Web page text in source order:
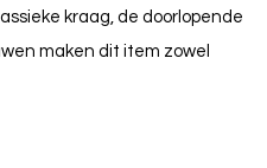
kraag, de doorlopende
maken dit item zowel